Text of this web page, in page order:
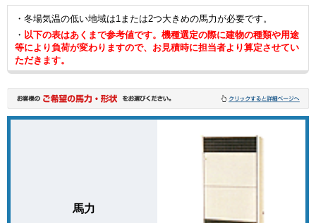
・冬場気温の低い地域は1または2つ大きめの馬力が必要です。
・ 以下の表はあくまで参考値です。機種選定の際に建物の種類や用途
等により負荷が変わりますので、お見積時に担当者より算定させてい
ただきます。
馬力